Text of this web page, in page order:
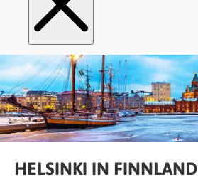
HELSINKI IN FINNLAND